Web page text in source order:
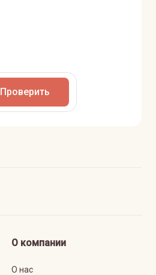
Проверить
О компании
О нас